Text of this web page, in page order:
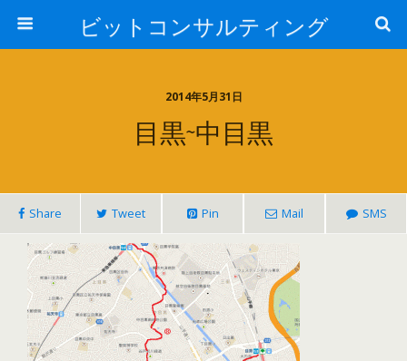
ビットコンサルティング
2014年5月31日
目黒~中目黒
Share Tweet Pin Mail SMS